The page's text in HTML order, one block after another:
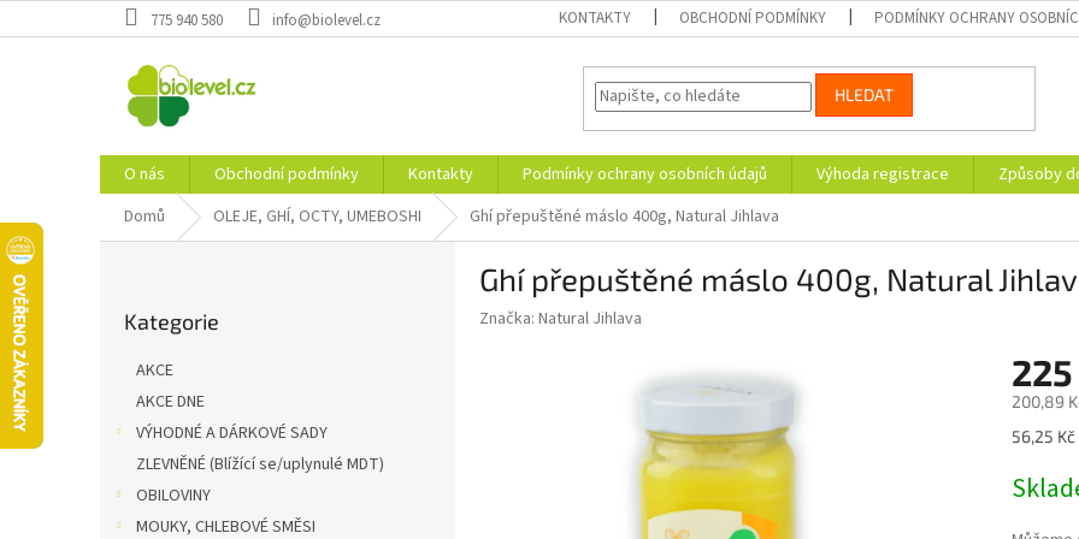
na
775 940 580 info@biolevel.cz KONTAKTY OBCHODNÍ PODMÍNKY PODMÍNKY OCHRANY
HLEDAT
O nás Obchodní podmínky Kontakty Podmínky ochrany osobních údajů Výhoda registrace
Způsoby
Domů
OLEJE, GHÍ, OCTY, UMEBOSHI Ghí přepuštěné máslo 400g, Natural Jihlava
kategorie
Kategorie
AKCE
AKCE DNE
VÝHODNÉ A DÁRKOVÉ SADY
ZLEVNĚNÉ (Blížící se/uplynulé MDT)
OBILOVINY
MOUKY, CHLEBOVÉ SMĚSI
Ghí přepuštěné máslo 400g, Natural
Značka: Natural Jihlava
225
200,89
Měrná
56,25